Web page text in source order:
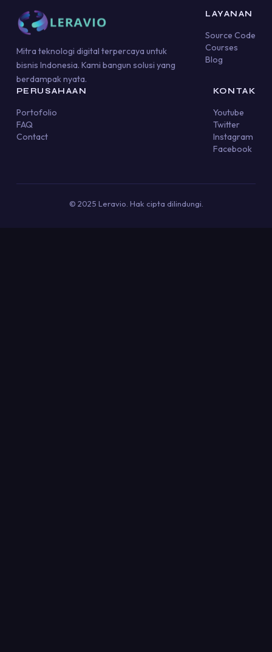
Mitra teknologi digital terpercaya untuk
bisnis Indonesia. Kami bangun solusi yang
berdampak nyata.
LAYANAN
Source Code
Courses
Blog
PERUSAHAAN
Portofolio
FAQ
Contact
KONTAK
Youtube
Twitter
Instagram
Facebook
© 2025 Leravio. Hak cipta dilindungi.